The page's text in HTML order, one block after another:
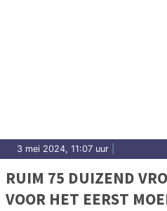
3 mei 2024, 11:07 uur
RUIM 75 DUIZEND
VOOR HET EERST